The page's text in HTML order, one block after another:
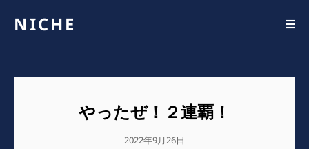
NICHE
やったぜ！２連覇！
公
2022年9月26日